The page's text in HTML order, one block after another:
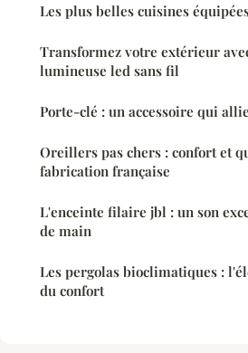
Les plus belles cuisines
Transformez votre extérieur
lumineuse led sans fil
Porte-clé : un accessoire qui
Oreillers pas chers : confort et
fabrication française
L'enceinte filaire jbl : un son
de main
Les pergolas bioclimatiques :
du confort